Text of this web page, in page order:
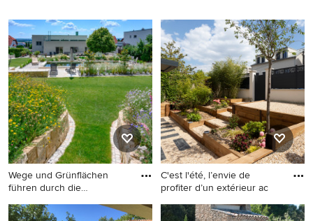
Wege und Grünflächen
führen durch die
Mittelgroße Mediterrane
C'est l'été, l’envie de
profiter d’un extérieur ac
Mittelgroßer, Halbschattiger